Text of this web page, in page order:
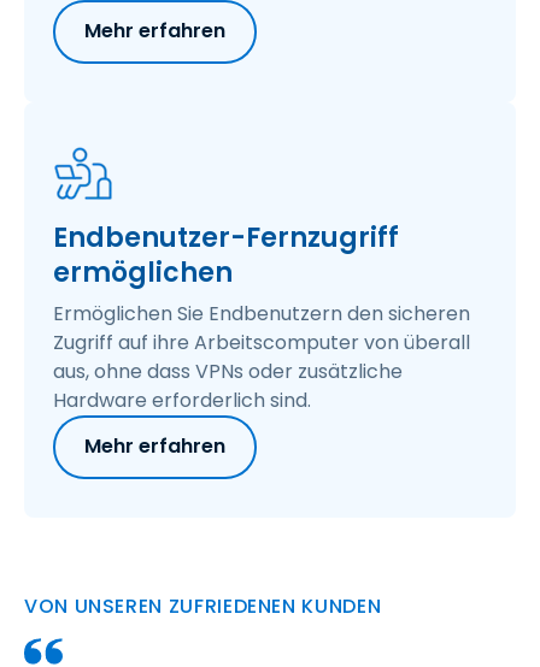
Mehr erfahren
Endbenutzer-Fernzugriff
ermöglichen
Ermöglichen Sie Endbenutzern den sicheren
Zugriff auf ihre Arbeitscomputer von überall
aus, ohne dass VPNs oder zusätzliche
Hardware erforderlich sind.
Mehr erfahren
VON UNSEREN ZUFRIEDENEN KUNDEN